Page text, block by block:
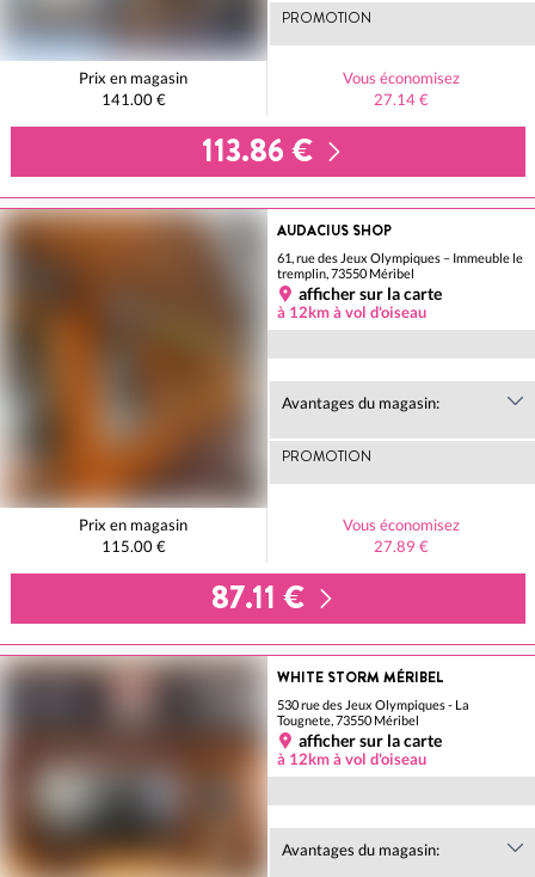
PROMOTION
Prix en magasin
141.00 €
Vous économisez
27.14 €
113.86 €
AUDACIUS SHOP
61, rue des Jeux Olympiques – Immeuble le
tremplin, 73550 Méribel
afficher sur la carte
à 12km à vol d'oiseau
Avantages du magasin:
PROMOTION
Prix en magasin
115.00 €
Vous économisez
27.89 €
87.11 €
WHITE STORM MÉRIBEL
530 rue des Jeux Olympiques - La
Tougnete, 73550 Méribel
afficher sur la carte
à 12km à vol d'oiseau
Avantages du magasin: